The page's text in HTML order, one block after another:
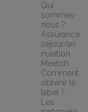
Qui
sommes-
nous ?
Assurance
séjour/an
nulation
Meetch
Comment
obtenir le
label ?
Les